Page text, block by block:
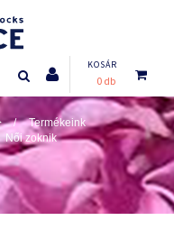
KOSÁR
0 db
Termékeink
Női zoknik